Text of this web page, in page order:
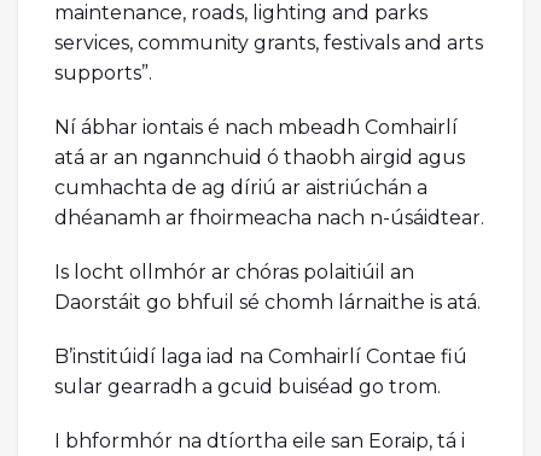
maintenance, roads, lighting and parks
services, community grants, festivals and arts
supports”.
Ní ábhar iontais é nach mbeadh Comhairlí
atá ar an ngannchuid ó thaobh airgid agus
cumhachta de ag díriú ar aistriúchán a
dhéanamh ar fhoirmeacha nach n-úsáidtear.
Is locht ollmhór ar chóras polaitiúil an
Daorstáit go bhfuil sé chomh lárnaithe is atá.
B’institúidí laga iad na Comhairlí Contae fiú
sular gearradh a gcuid buiséad go trom.
I bhformhór na dtíortha eile san Eoraip, tá i